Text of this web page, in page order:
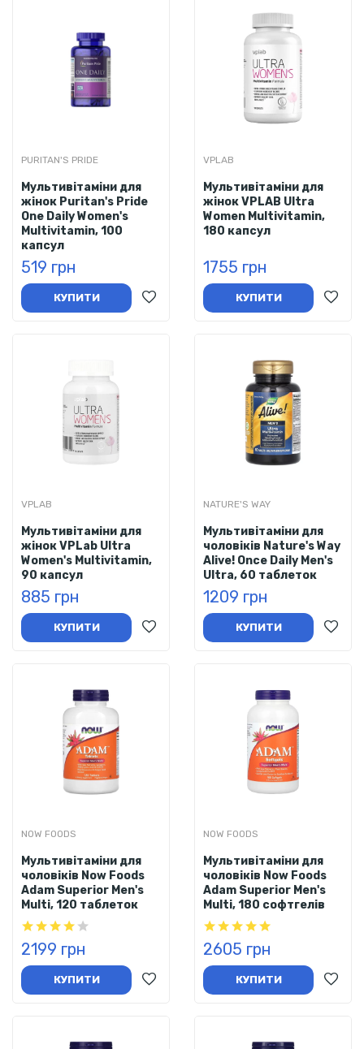
PURITAN'S PRIDE
Мультивітаміни для
жінок Puritan's Pride
One Daily Women's
Multivitamin, 100
капсул
519 грн
КУПИТИ
VPLAB
Мультивітаміни для
жінок VPLAB Ultra
Women Multivitamin,
180 капсул
1755 грн
КУПИТИ
VPLAB
Мультивітаміни для
жінок VPLab Ultra
Women's Multivitamin,
90 капсул
885 грн
КУПИТИ
NATURE'S WAY
Мультивітаміни для
чоловіків Nature's Way
Alive! Once Daily Men's
Ultra, 60 таблеток
1209 грн
КУПИТИ
NOW FOODS
Мультивітаміни для
чоловіків Now Foods
Adam Superior Men's
Multi, 120 таблеток
2199 грн
КУПИТИ
NOW FOODS
Мультивітаміни для
чоловіків Now Foods
Adam Superior Men's
Multi, 180 софтгелів
2605 грн
КУПИТИ